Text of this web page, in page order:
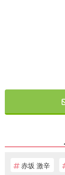
赤坂 激辛